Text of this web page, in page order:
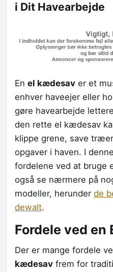
i Dit Havearbejde
En el kædesav er et
enhver haveejer eller
gøre havearbejde
den rette el kædesav
klippe grene, save
opgaver i haven. I
fordelene ved at bruge
også se nærmere på
modeller, herunder de
dewalt.
Fordele ved en
Der er mange fordele
kædesav frem for